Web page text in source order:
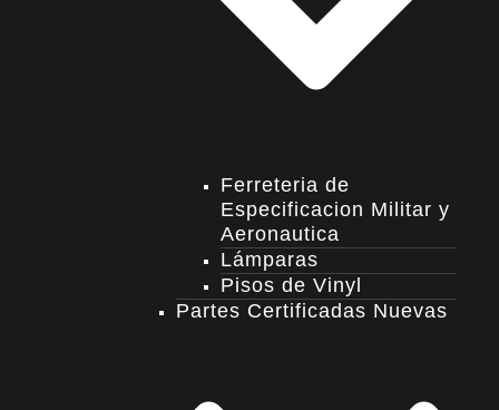
Ferreteria de
Especificacion Militar y
Aeronautica
Lámparas
Pisos de Vinyl
Partes Certificadas Nuevas